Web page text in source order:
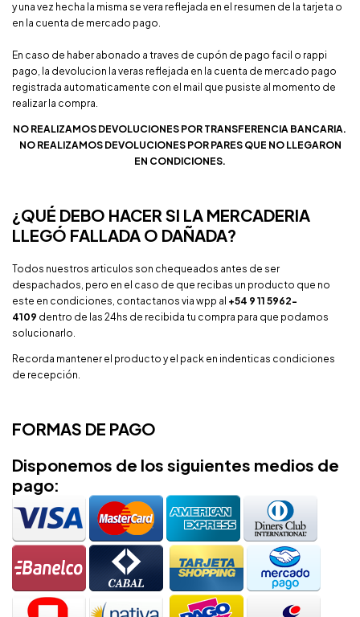
y una vez hecha la misma se vera reflejada en el resumen de la tarjeta o
en la cuenta de mercado pago.
En caso de haber abonado a traves de cupón de pago facil o rappi
pago, la devolucion la veras reflejada en la cuenta de mercado pago
registrada automaticamente con el mail que pusiste al momento de
realizar la compra.
NO REALIZAMOS DEVOLUCIONES POR TRANSFERENCIA BANCARIA.
NO REALIZAMOS DEVOLUCIONES POR PARES QUE NO LLEGARON
EN CONDICIONES.
¿QUÉ DEBO HACER SI LA MERCADERIA
LLEGÓ FALLADA O DAÑADA?
Todos nuestros articulos son chequeados antes de ser
despachados, pero en el caso de que recibas un producto que no
este en condiciones, contactanos via wpp al +54 9 11 5962-
4109 dentro de las 24hs de recibida tu compra para que podamos
solucionarlo.
Recorda mantener el producto y el pack en indenticas condiciones
de recepción.
FORMAS DE PAGO
Disponemos de los siguientes medios de
pago: